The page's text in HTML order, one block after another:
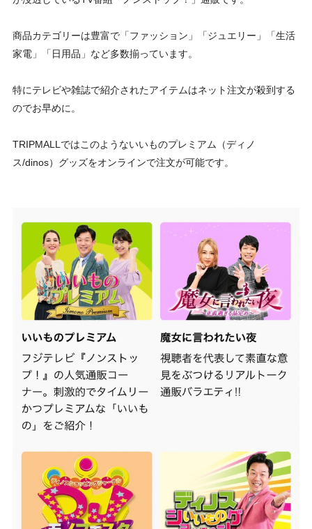
商品カテゴリーは豊富で「ファッション」「ジュエリー」「生活
家電」「日用品」など多数揃っています。
特にテレビや雑誌で紹介されたアイテムはネット注文が殺到する
のでお早めに。
TRIPMALLではこのようないいものプレミアム（ディノ
ス/dinos）グッズをオンラインで注文が可能です。